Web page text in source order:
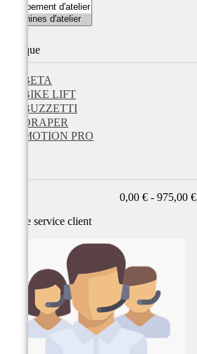
Marque
BETA
BIKE LIFT
BUZZETTI
DRAPER
MOTION PRO
0,00 € - 975,00 €
Notre service client